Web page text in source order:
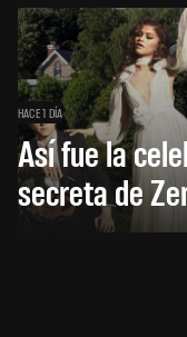
HACE 1 DÍA
Así fue la
secreta de